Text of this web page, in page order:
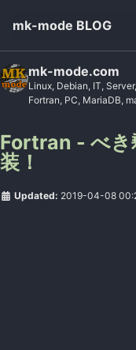
mk-mode BLOG
mk-mode.com
Linux, Debian, IT,
Fortran, PC, MariaDB,
Fortran - べき
装！
Updated: 2019-04-08